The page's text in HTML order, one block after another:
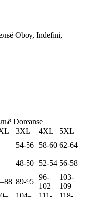
3XL 4XL
5XL
54-56 58-60 62-64
48-50 52-54 56-58
89-95
96-
102
103-
109